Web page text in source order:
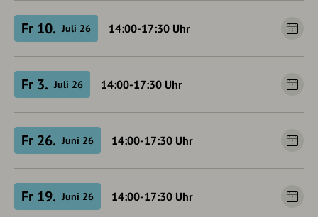
Fr 10. Juli 26 14:00-17:30 Uhr
Fr 3. Juli 26 14:00-17:30 Uhr
Fr 26. Juni 26 14:00-17:30 Uhr
Fr 19. Juni 26 14:00-17:30 Uhr